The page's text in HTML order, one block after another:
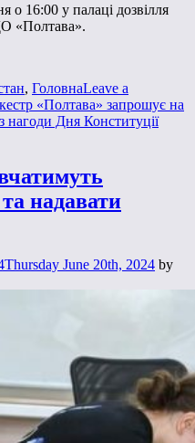
о 16:00 у палаці дозвілля
«Полтава».
, ГоловнаLeave a
«Полтава» запрошує на
нагоди Дня Конституції
надавати
Thursday June 20th, 2024 by